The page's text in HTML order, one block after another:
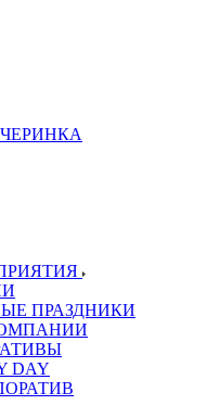
ПРАЗДНИКИ
DAY